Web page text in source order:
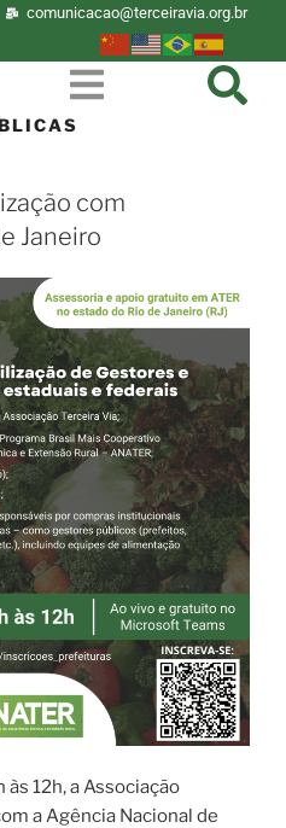
comunicacao@terceiravia.org.br
com
Janeiro
12h, a Associação
a Agência Nacional de